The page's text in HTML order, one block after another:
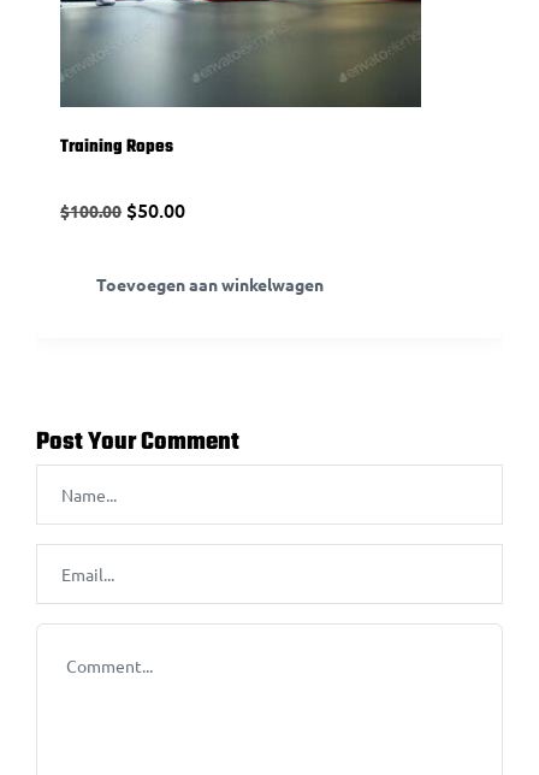
Training Ropes
$100.00 $50.00
Toevoegen aan winkelwagen
Post Your Comment